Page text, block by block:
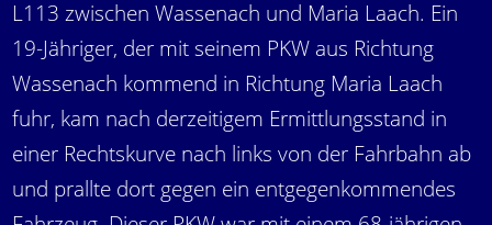
L113 zwischen Wassenach und Maria Laach. Ein
19-Jähriger, der mit seinem PKW aus Richtung
Wassenach kommend in Richtung Maria Laach
fuhr, kam nach derzeitigem Ermittlungsstand in
einer Rechtskurve nach links von der Fahrbahn ab
und prallte dort gegen ein entgegenkommendes